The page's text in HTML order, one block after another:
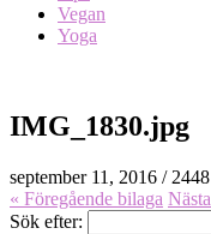
Vegan
Yoga
IMG_1830.jpg
september 11, 2016 / 2448
« Föregående bilaga Nästa
Sök efter: